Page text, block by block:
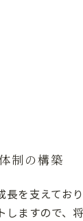
制の構築
を支えてお
ますので、